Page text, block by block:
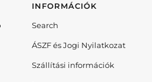
INFORMÁCIÓK
Search
ÁSZF és Jogi Nyilatkozat
Szállítási információk